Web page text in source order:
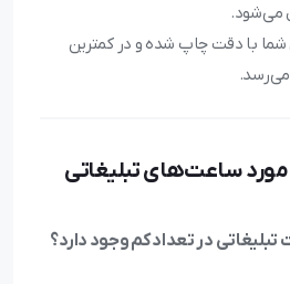
می‌شود.
با دقت چاپ شده و در کمترین
ساعت‌های تبلیغاتی